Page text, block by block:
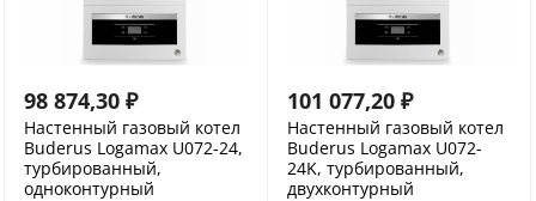
98 874,30 ₽
Настенный газовый котел
Buderus Logamax U072-24,
турбированный,
одноконтурный
101 077,20 ₽
Настенный газовый котел
Buderus Logamax U072-
24K, турбированный,
двухконтурный